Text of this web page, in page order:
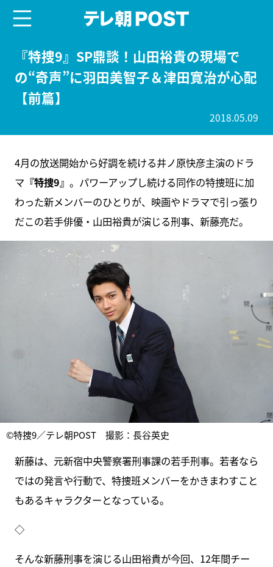
『特捜9』SP鼎談！山田裕貴の現場で
の“奇声”に羽田美智子＆津田寛治が心配
【前篇】
2018.05.09
4月の放送開始から好調を続ける井ノ原快彦主演のドラ
マ 『特捜9』 。パワーアップし続ける同作の特捜班に加
わった新メンバーのひとりが、映画やドラマで引っ張り
だこの若手俳優・山田裕貴が演じる刑事、新藤亮だ。
©特捜9／テレ朝POST 撮影：長谷英史
新藤は、元新宿中央警察署刑事課の若手刑事。若者なら
ではの発言や行動で、特捜班メンバーをかきまわすこと
もあるキャラクターとなっている。
◇
そんな新藤刑事を演じる山田裕貴が今回、12年間チー